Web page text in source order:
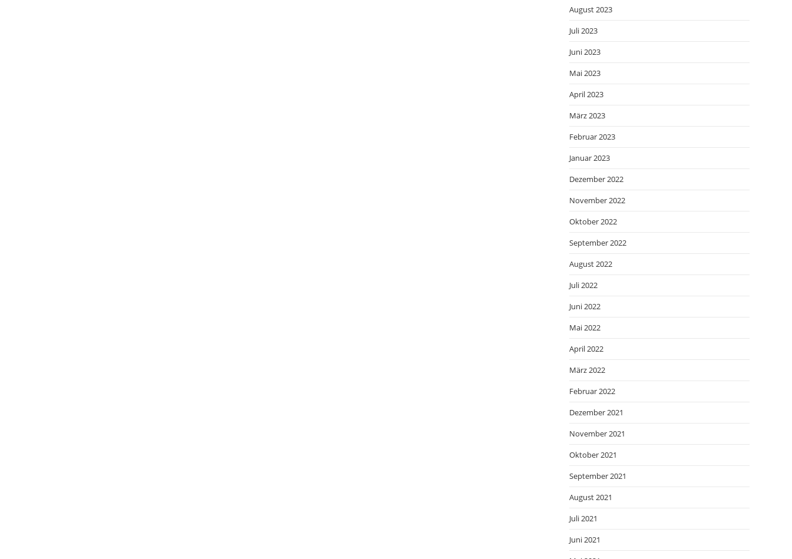
August 2023
Juli 2023
Juni 2023
Mai 2023
April 2023
März 2023
Februar 2023
Januar 2023
Dezember 2022
November 2022
Oktober 2022
September 2022
August 2022
Juli 2022
Juni 2022
Mai 2022
April 2022
März 2022
Februar 2022
Dezember 2021
November 2021
Oktober 2021
September 2021
August 2021
Juli 2021
Juni 2021